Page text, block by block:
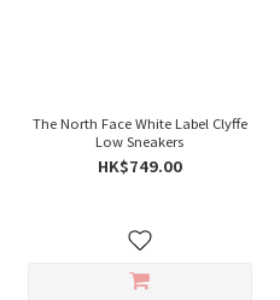
The North Face White Label Clyffe
Low Sneakers
HK$749.00